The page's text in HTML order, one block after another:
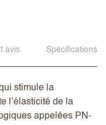
avis Spécifications
stimule la
l’élasticité de la
appelées PN-